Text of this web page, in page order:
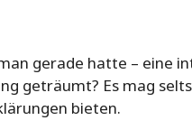
gerade hatte – eine
geträumt? Es mag
bieten.